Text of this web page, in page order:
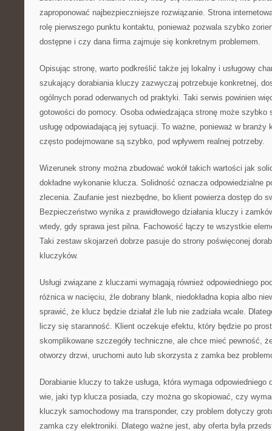
zaproponować najbezpieczniejsze rozwiązanie. Strona
rolę pierwszego punktu kontaktu, ponieważ pozwala szybko
dostępne i czy dana firma zajmuje się konkretnym problemem.
Opisując stronę, warto podkreślić także jej lokalny i usługowy
szukający dorabiania kluczy zazwyczaj potrzebuje konkretnej,
ogólnych porad oderwanych od praktyki. Taki serwis powinien
gotowości do pomocy. Osoba odwiedzająca stronę może
usługę odpowiadającą jej sytuacji. To ważne, ponieważ w
często podejmowane są szybko, pod wpływem realnej potrzeby.
Wizerunek strony można zbudować wokół takich wartości jak
dokładne wykonanie klucza. Solidność oznacza odpowiedzialne
zlecenia. Zaufanie jest niezbędne, bo klient powierza dostęp do
Bezpieczeństwo wynika z prawidłowego działania kluczy i
wtedy, gdy sprawa jest pilna. Fachowość łączy te wszystkie
Taki zestaw skojarzeń dobrze pasuje do strony poświęconej
kluczyków.
Usługi związane z kluczami wymagają również odpowiedniego
różnica w nacięciu, źle dobrany blank, niedokładna kopia albo
sprawić, że klucz będzie działał źle lub nie zadziała wcale.
liczy się staranność. Klient oczekuje efektu, który będzie po
skomplikowane szczegóły techniczne, ale chce mieć pewność,
otworzy drzwi, uruchomi auto lub skorzysta z zamka bez
Dorabianie kluczy to także usługa, która wymaga
wie, jaki typ klucza posiada, czy można go skopiować, czy
kluczyk samochodowy ma transponder, czy problem dotyczy
zamka czy elektroniki. Dlatego ważne jest, aby oferta była